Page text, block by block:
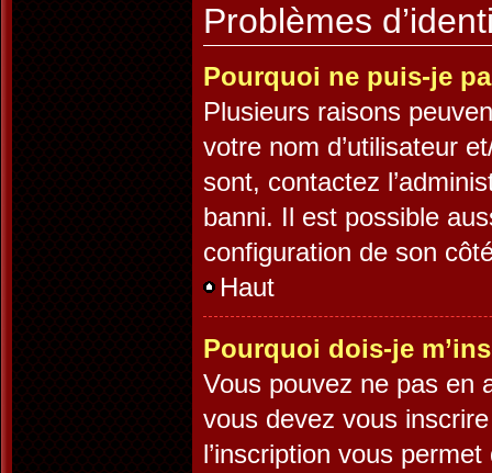
Problèmes
Pourquoi ne puis-je
Plusieurs raisons
votre nom d’utilisateur
sont, contactez
banni. Il est possible
configuration de son
Haut
Pourquoi dois-je
Vous pouvez ne pas en
vous devez vous
l’inscription vous